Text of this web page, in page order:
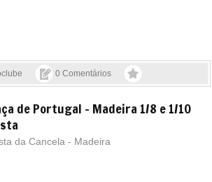
0 Comentários
de Portugal - Madeira 1/8 e 1/10
da Cancela - Madeira